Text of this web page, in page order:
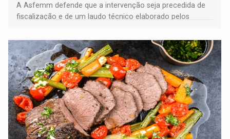
A Asfemm defende que a intervenção seja precedida de
fiscalização e de um laudo técnico elaborado pelos